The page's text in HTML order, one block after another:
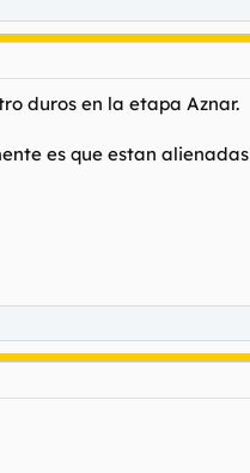
duros en la etapa Aznar.
es que estan alienadas